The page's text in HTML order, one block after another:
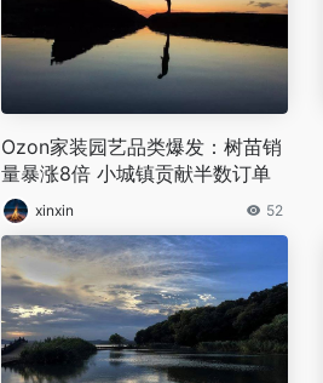
Ozon家装园艺品类爆发：树苗销
量暴涨8倍 小城镇贡献半数订单
xinxin 52